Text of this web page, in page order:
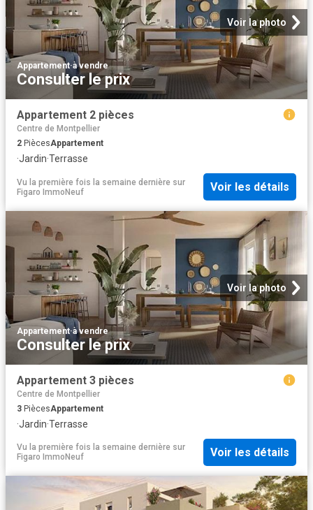
Voir la photo
Appartement·à vendre
Consulter le prix
Appartement 2 pièces
Centre de Montpellier
2 PiècesAppartement
·Jardin·Terrasse
Vu la première fois la semaine dernière sur
Figaro ImmoNeuf
Voir les détails
Voir la photo
Appartement·à vendre
Consulter le prix
Appartement 3 pièces
Centre de Montpellier
3 PiècesAppartement
·Jardin·Terrasse
Vu la première fois la semaine dernière sur
Figaro ImmoNeuf
Voir les détails